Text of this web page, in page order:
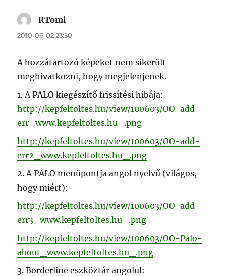
RTomi
2010-06-02 23:50
A hozzátartozó képeket nem sikerült
meghivatkozni, hogy megjelenjenek.
1. A PALO kiegészítő frissítési hibája:
http://kepfeltoltes.hu/view/100603/OO-add-
err_www.kepfeltoltes.hu_.png
http://kepfeltoltes.hu/view/100603/OO-add-
err2_www.kepfeltoltes.hu_.png
2. A PALO menüpontja angol nyelvű (világos,
hogy miért):
http://kepfeltoltes.hu/view/100603/OO-add-
err3_www.kepfeltoltes.hu_.png
http://kepfeltoltes.hu/view/100603/OO-Palo-
about_www.kepfeltoltes.hu_.png
3. Borderline eszköztár angolul: